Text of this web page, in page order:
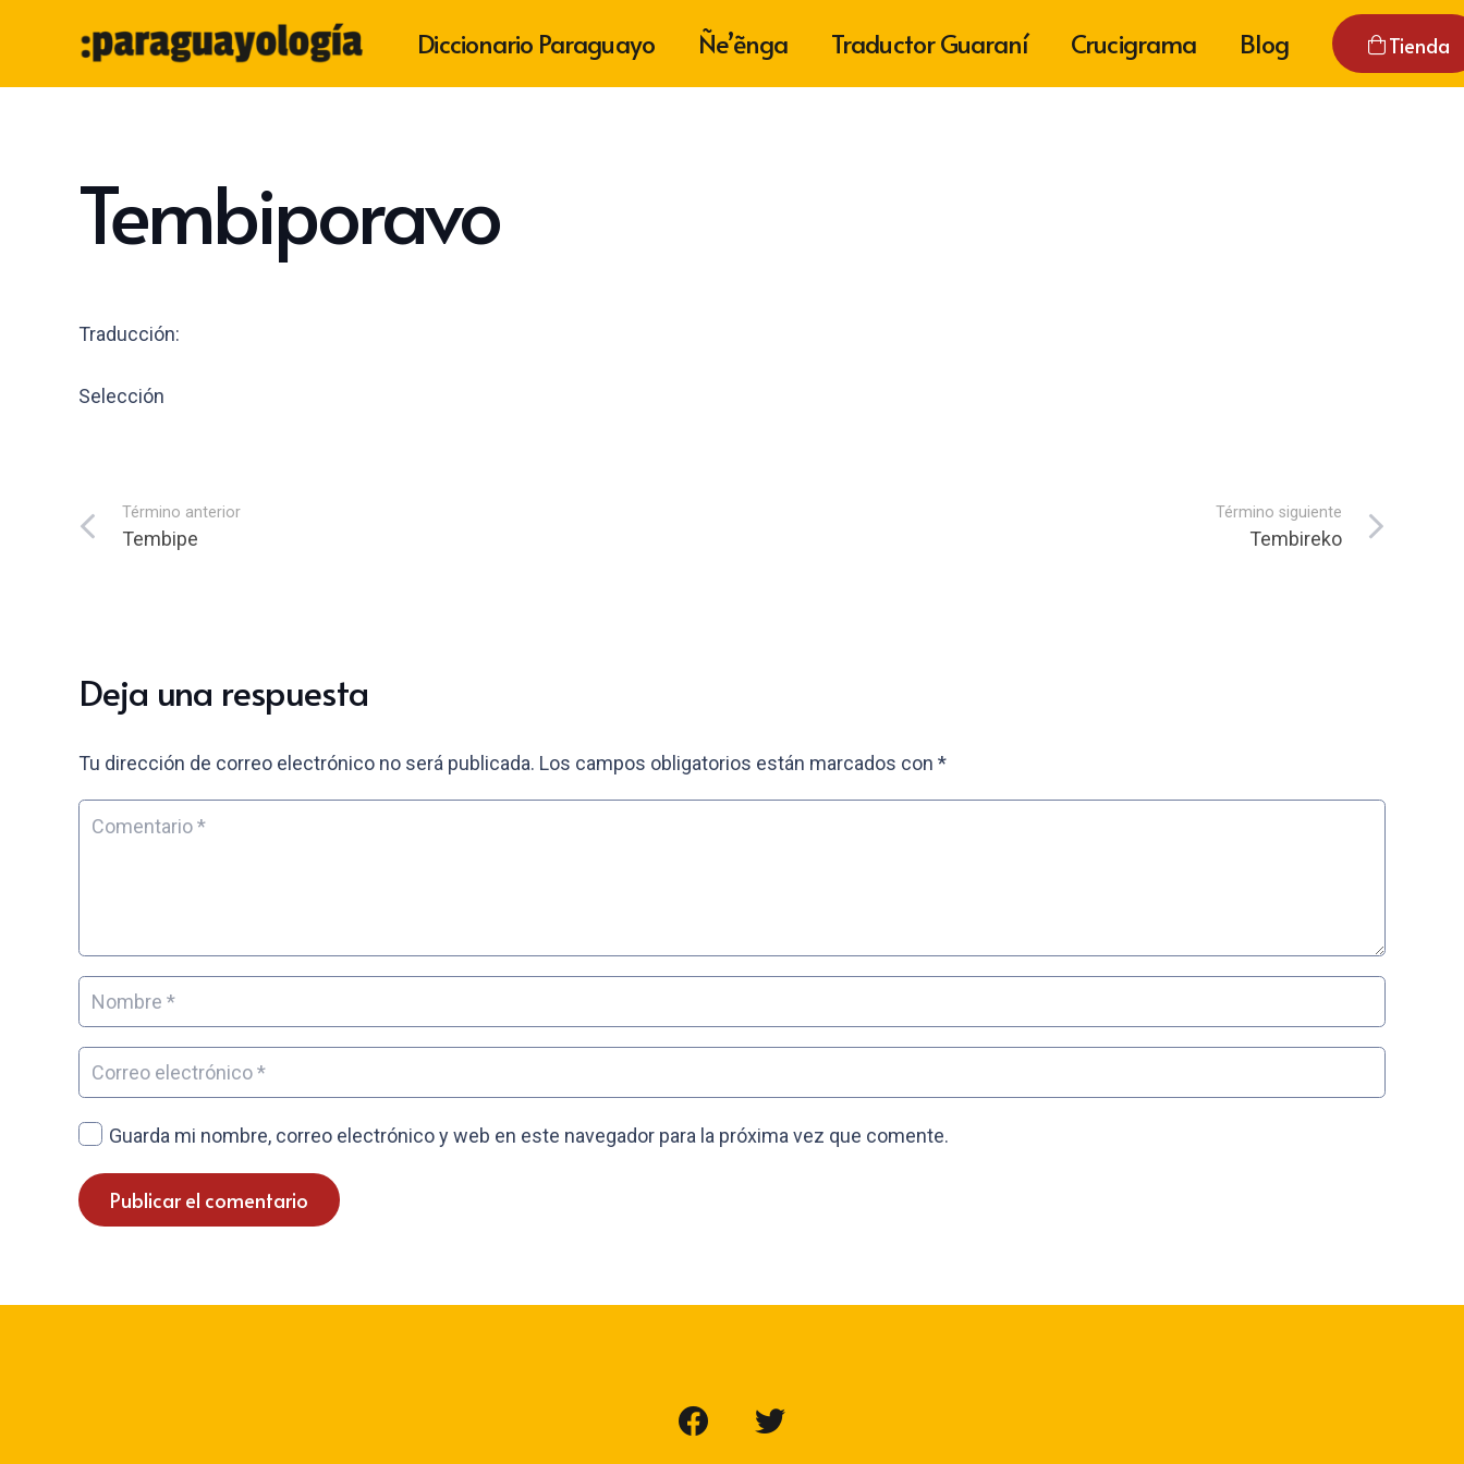
Diccionario Paraguayo Ñe’ẽnga Traductor Guaraní Crucigrama Blog Tienda
Tembiporavo
Traducción:
Selección
Término anterior
Tembipe
Término siguiente
Tembireko
Deja una respuesta
Tu dirección de correo electrónico no será publicada. Los campos obligatorios están marcados con *
Guarda mi nombre, correo electrónico y web en este navegador para la próxima vez que comente.
Publicar el comentario